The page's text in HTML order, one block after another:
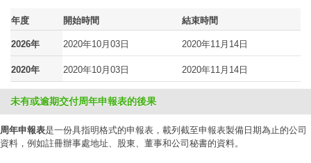
年度 開始時間 結束時間
2026年 2020年10月03日 2020年11月14日
2020年 2020年10月03日 2020年11月14日
未有或逾期交付周年申報表的後果
周年申報表是一份具指明格式的申報表，載列截至申報表製備日期為止的公司
資料，例如註冊辦事處地址、股東、董事和公司秘書的資料。